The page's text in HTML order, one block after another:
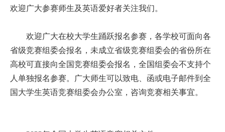
欢迎广大参赛师生及英语爱好者关注我们。
欢迎广大在校大学生踊跃报名参赛，各学校可面向各
省级竞赛组委会报名，未成立省级竞赛组委会的省份所在
高校可直接向全国竞赛组委会报名，全国组委会不支持个
人单独报名参赛。广大师生可以致电、函或电子邮件到全
国大学生英语竞赛组委会办公室，咨询竞赛相关事宜。